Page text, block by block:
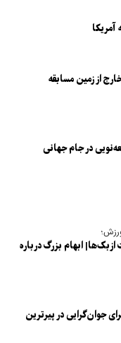
از زمین مسابقه
در جام جهانی
ابهام بزرگ درباره
جوان‌‌گرایی در پیرترین